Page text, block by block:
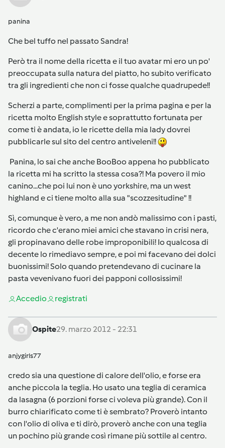
panina
Che bel tuffo nel passato Sandra!
Però tra il nome della ricetta e il tuo avatar mi ero un po'
preoccupata sulla natura del piatto, ho subito verificato
tra gli ingredienti che non ci fosse qualche quadrupede!!
Scherzi a parte, complimenti per la prima pagina e per la
ricetta molto English style e soprattutto fortunata per
come ti è andata, io le ricette della mia lady dovrei
pubblicarle sul sito del centro antiveleni!!
Panina, lo sai che anche BooBoo appena ho pubblicato
la ricetta mi ha scritto la stessa cosa?! Ma povero il mio
canino...che poi lui non è uno yorkshire, ma un west
highland e ci tiene molto alla sua "scozzesitudine" !!
Sì, comunque è vero, a me non andò malissimo con i pasti,
ricordo che c'erano miei amici che stavano in crisi nera,
gli propinavano delle robe improponibili! Io qualcosa di
decente lo rimediavo sempre, e poi mi facevano dei dolci
buonissimi! Solo quando pretendevano di cucinare la
pasta vevenivano fuori dei papponi collosissimi!
Accedio registrati
Ospite29. marzo 2012 - 22:31
anjygirls77
credo sia una questione di calore dell'olio, e forse era
anche piccola la teglia. Ho usato una teglia di ceramica
da lasagna (6 porzioni forse ci voleva più grande). Con il
burro chiarificato come ti è sembrato? Proverò intanto
con l'olio di oliva e ti dirò, proverò anche con una teglia
un pochino più grande così rimane più sottile al centro.